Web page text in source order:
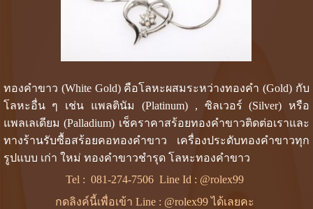
ทองคำขาว (White Gold) คือโลหะผสมระหว่างทองคำ (Gold) กับ
โลหะอื่น ๆ เช่น แพลตินัม (Platinum) , ซิลเวอร์ (Silver) หรือ
แพลเลเดียม (Palladium) เช็คราคาสร้อยทองคำขาวติดต่อเราและ
ทางร้านรับซื้อสร้อยคอทองคำขาว เครื่องประดับทองคำขาวทุก
รูปแบบ เก่า ใหม่ ทองคำขาวชำรุด โลหะทองคำขาว
Tel :081-274-7506 Line Id : @rolex99
กดลิงค์นี้เพื่อเข้า Line : @rolex99 ได้เลยคะ